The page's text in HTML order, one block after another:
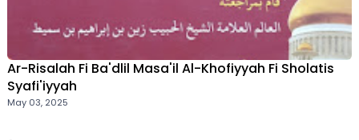
Ar-Risalah Fi Ba'dlil Masa'il Al-Khofiyyah Fi Sholatis
Syafi'iyyah
May 03, 2025